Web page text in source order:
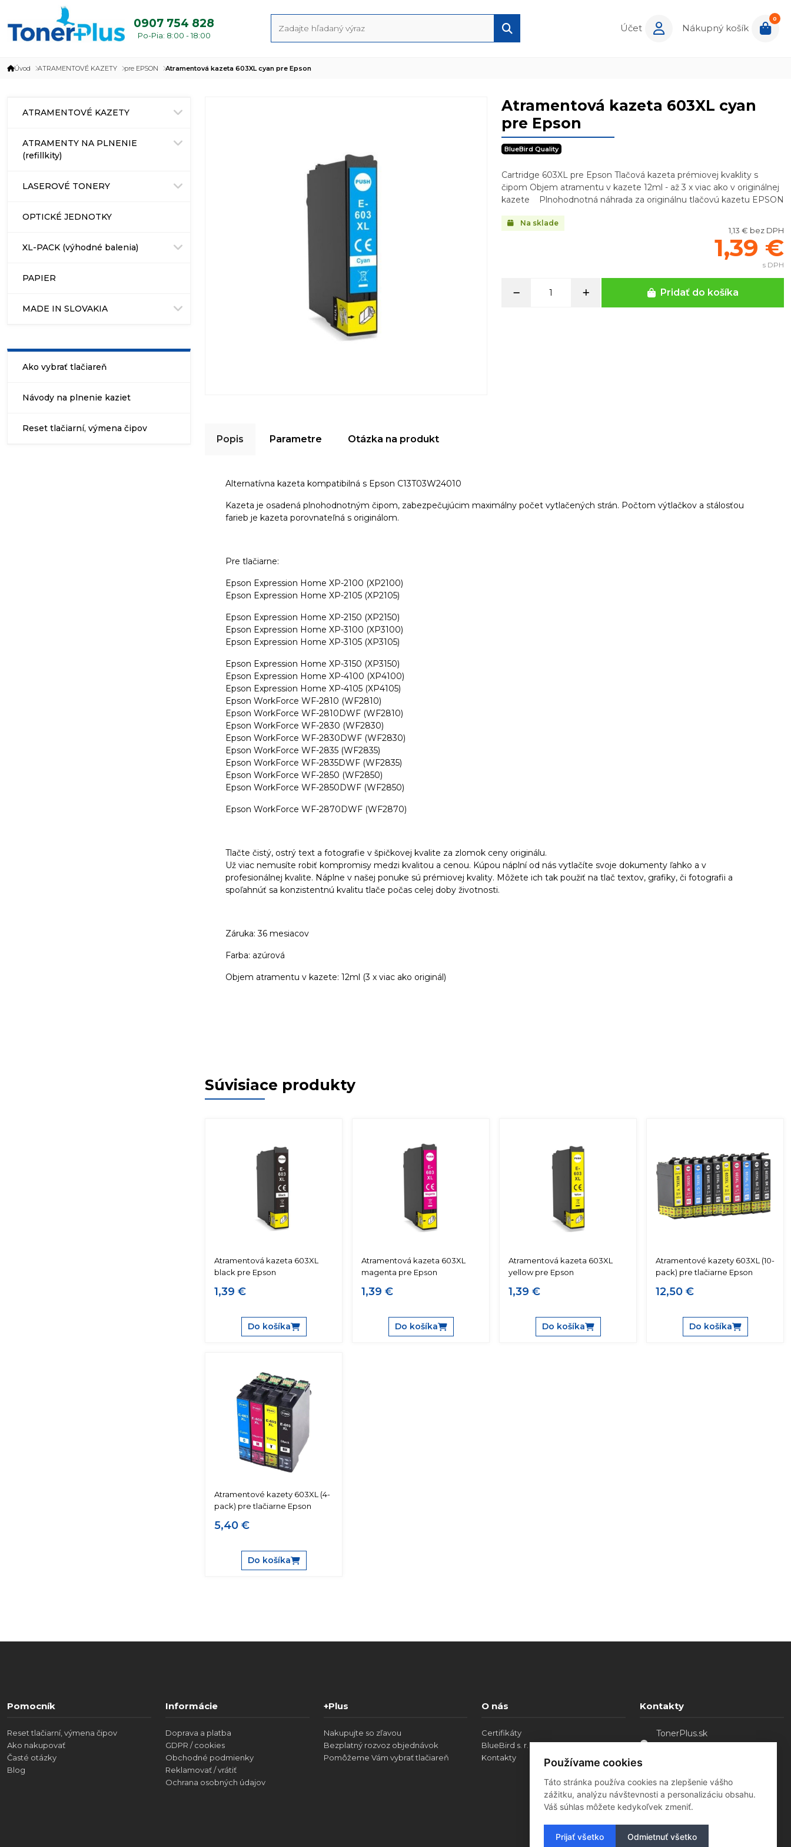
0907 754 828
Po-Pia: 8:00 - 18:00
Účet Nákupný košík
0
Úvod ATRAMENTOVÉ KAZETY pre EPSON Atramentová kazeta 603XL cyan pre Epson
ATRAMENTOVÉ KAZETY
ATRAMENTY NA PLNENIE
(refillkity)
LASEROVÉ TONERY
OPTICKÉ JEDNOTKY
XL-PACK (výhodné balenia)
PAPIER
MADE IN SLOVAKIA
Ako vybrať tlačiareň
Návody na plnenie kaziet
Reset tlačiarní, výmena čipov
Atramentová kazeta 603XL cyan
pre Epson
BlueBird Quality
Cartridge 603XL pre Epson Tlačová kazeta prémiovej kvaklity s
čipom Objem atramentu v kazete 12ml - až 3 x viac ako v originálnej
kazete Plnohodnotná náhrada za originálnu tlačovú kazetu EPSON
Na sklade
1,13 € bez DPH
1,39 €
s DPH
Pridať do košíka
Popis Parametre Otázka na produkt
Alternatívna kazeta kompatibilná s Epson C13T03W24010
Kazeta je osadená plnohodnotným čipom, zabezpečujúcim maximálny počet vytlačených strán. Počtom výtlačkov a stálosťou
farieb je kazeta porovnateľná s originálom.
Pre tlačiarne:
Epson Expression Home XP-2100 (XP2100)
Epson Expression Home XP-2105 (XP2105)
Epson Expression Home XP-2150 (XP2150)
Epson Expression Home XP-3100 (XP3100)
Epson Expression Home XP-3105 (XP3105)
Epson Expression Home XP-3150 (XP3150)
Epson Expression Home XP-4100 (XP4100)
Epson Expression Home XP-4105 (XP4105)
Epson WorkForce WF-2810 (WF2810)
Epson WorkForce WF-2810DWF (WF2810)
Epson WorkForce WF-2830 (WF2830)
Epson WorkForce WF-2830DWF (WF2830)
Epson WorkForce WF-2835 (WF2835)
Epson WorkForce WF-2835DWF (WF2835)
Epson WorkForce WF-2850 (WF2850)
Epson WorkForce WF-2850DWF (WF2850)
Epson WorkForce WF-2870DWF (WF2870)
Tlačte čistý, ostrý text a fotografie v špičkovej kvalite za zlomok ceny originálu.
Už viac nemusíte robiť kompromisy medzi kvalitou a cenou. Kúpou náplní od nás vytlačíte svoje dokumenty ľahko a v
profesionálnej kvalite. Náplne v našej ponuke sú prémiovej kvality. Môžete ich tak použiť na tlač textov, grafiky, či fotografii a
spoľahnúť sa konzistentnú kvalitu tlače počas celej doby životnosti.
Záruka: 36 mesiacov
Farba: azúrová
Objem atramentu v kazete: 12ml (3 x viac ako originál)
Súvisiace produkty
Atramentová kazeta 603XL
black pre Epson
1,39 €
Do košíka
Atramentová kazeta 603XL
magenta pre Epson
1,39 €
Do košíka
Atramentová kazeta 603XL
yellow pre Epson
1,39 €
Do košíka
Atramentové kazety 603XL (10-
pack) pre tlačiarne Epson
12,50 €
Do košíka
Atramentové kazety 603XL (4-
pack) pre tlačiarne Epson
5,40 €
Do košíka
Pomocník
Reset tlačiarní, výmena čipov
Ako nakupovať
Časté otázky
Blog
Informácie
Doprava a platba
GDPR / cookies
Obchodné podmienky
Reklamovať / vrátiť
Ochrana osobných údajov
+Plus
Nakupujte so zľavou
Bezplatný rozvoz objednávok
Pomôžeme Vám vybrať tlačiareň
O nás
Certifikáty
BlueBird s. r. o.
Kontakty
Kontakty
TonerPlus.sk
tonerplus@bluebird.sk
Používame cookies
Táto stránka používa cookies na zlepšenie vášho
zážitku, analýzu návštevnosti a personalizáciu obsahu.
Váš súhlas môžete kedykoľvek zmeniť.
Prijať všetko Odmietnuť všetko